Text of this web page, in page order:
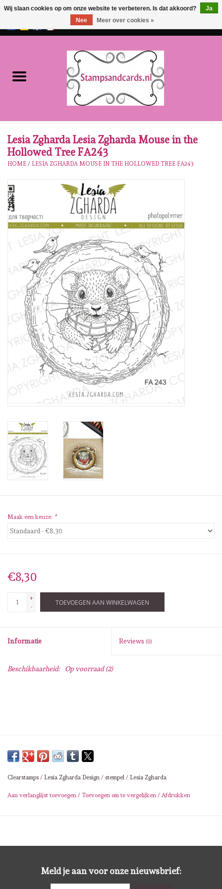
EUR/GBP
NIEUW!!
Workshops
Onze Merken
Mallen
Stempels
Stempelinkt
Stempelaccesoires
Papier (blokjes) &
Embellishments
Embellishment/bedeltjes
Mixed Media
Diversen
Embossingpoeders
Lint
schudmateriaal
Lesia Zgharda
OLO Markers
Impronte D'autore
Siliconen mal
Lesia Zgharda Lesia Zgharda Mouse in the
Hollowed Tree FA243
HOME / LESIA ZGHARDA MOUSE IN THE HOLLOWED TREE FA243
Maak een keuze: *
€8,30
+
-
TOEVOEGEN AAN WINKELWAGEN
Informatie Reviews (0)
Beschikbaarheid: Op voorraad(2)
Clearstamps / Lesia Zgharda Design / stempel / Lesia Zgharda
Aan verlanglijst toevoegen / Toevoegen om te vergelijken / Afdrukken
Meld je aan voor onze nieuwsbrief:
Wij slaan cookies op om onze website te verbeteren. Is dat akkoord?
Ja
Nee
Meer over cookies »